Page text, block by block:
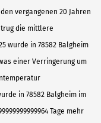
vergangenen 20 Jahren
die mittlere
wurde in 78582 Balgheim
einer Verringerung um
in 78582 Balgheim im
Tage mehr